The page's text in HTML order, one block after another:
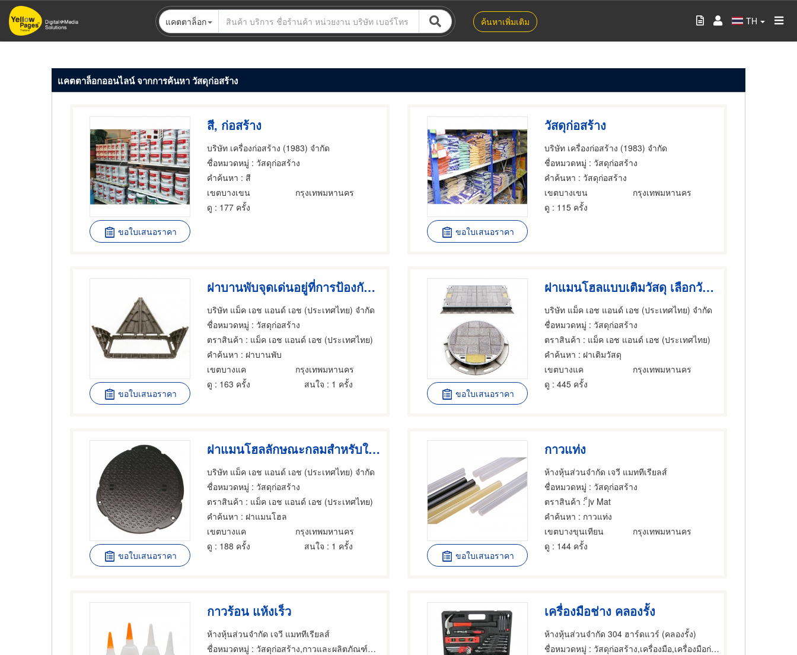
ข้าม
ไป
แคตตาล็อก ค้นหาเพิ่มเติม TH
แคตตาล็อกออนไลน์ จากการค้นหา วัสดุก่อสร้าง
ขอใบเสนอราคา
สี, ก่อสร้าง
บริษัท เครื่องก่อสร้าง (1983) จำกัด
ชื่อหมวดหมู่ : วัสดุก่อสร้าง
คำค้นหา : สี
เขตบางเขน
กรุงเทพมหานคร
ดู : 177 ครั้ง
ขอใบเสนอราคา
วัสดุก่อสร้าง
บริษัท เครื่องก่อสร้าง (1983) จำกัด
ชื่อหมวดหมู่ : วัสดุก่อสร้าง
คำค้นหา : วัสดุก่อสร้าง
เขตบางเขน
กรุงเทพมหานคร
ดู : 115 ครั้ง
ขอใบเสนอราคา
ฝาบานพับจุดเด่นอยู่ที่การป้องกันการสูญหาย
บริษัท แม็ค เอช แอนด์ เอช (ประเทศไทย) จำกัด
ชื่อหมวดหมู่ : วัสดุก่อสร้าง
ตราสินค้า : แม็ค เอช แอนด์ เอช (ประเทศไทย)
คำค้นหา : ฝาบานพับ
เขตบางแค
กรุงเทพมหานคร
ดู : 163 ครั้ง สนใจ : 1 ครั้ง
ขอใบเสนอราคา
ฝาแมนโฮลแบบเติมวัสดุ เลือกวัสดุให้กลมกลืนกับถนนได้
บริษัท แม็ค เอช แอนด์ เอช (ประเทศไทย) จำกัด
ชื่อหมวดหมู่ : วัสดุก่อสร้าง
ตราสินค้า : แม็ค เอช แอนด์ เอช (ประเทศไทย)
คำค้นหา : ฝาเติมวัสดุ
เขตบางแค
กรุงเทพมหานคร
ดู : 445 ครั้ง
ขอใบเสนอราคา
ฝาแมนโฮลลักษณะกลมสำหรับใช้งานบนถนน
บริษัท แม็ค เอช แอนด์ เอช (ประเทศไทย) จำกัด
ชื่อหมวดหมู่ : วัสดุก่อสร้าง
ตราสินค้า : แม็ค เอช แอนด์ เอช (ประเทศไทย)
คำค้นหา : ฝาแมนโฮล
เขตบางแค
กรุงเทพมหานคร
ดู : 188 ครั้ง สนใจ : 1 ครั้ง
ขอใบเสนอราคา
กาวแท่ง
ห้างหุ้นส่วนจำกัด เจวี แมททีเรียลส์
ชื่อหมวดหมู่ : วัสดุก่อสร้าง
ตราสินค้า : ็jv Mat
คำค้นหา : กาวแท่ง
เขตบางขุนเทียน
กรุงเทพมหานคร
ดู : 144 ครั้ง
กาวร้อน แห้งเร็ว
ห้างหุ้นส่วนจำกัด เจวี แมททีเรียลส์
ชื่อหมวดหมู่ : วัสดุก่อสร้าง,กาวและผลิตภัณฑ์สำหรับยึดติด,กาวและผลิตภัณฑ์สำหรับยึดติด
เครื่องมือช่าง คลองรั้ง
ห้างหุ้นส่วนจำกัด 304 ฮาร์ดแวร์ (คลองรั้ง)
ชื่อหมวดหมู่ : วัสดุก่อสร้าง,เครื่องมือ,เครื่องมือก่อสร้าง